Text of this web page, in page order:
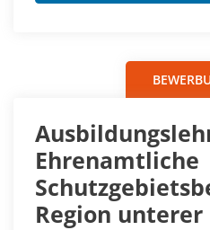
Ehrenamtliche
Region